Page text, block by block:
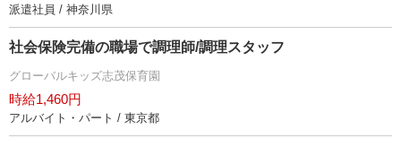
派遣社員 / 神奈川県
社会保険完備の職場で調理師/調理スタッフ
グローバルキッズ志茂保育園
時給1,460円
アルバイト・パート / 東京都